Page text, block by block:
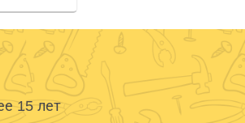
15 лет